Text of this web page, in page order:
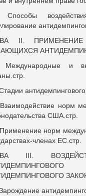
Способы
II.
и
норм
США.стр.
норм
членах ЕС.стр.
III.